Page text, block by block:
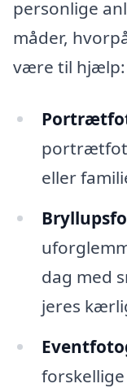
personlige
måder,
være til hjælp:
eller
dag med
jeres